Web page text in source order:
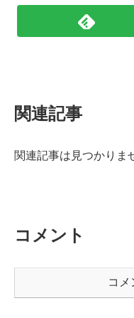
関連記事
関連記事は見つかりま
コメント
コメ